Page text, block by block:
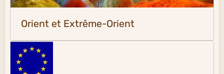
Orient et Extrême-Orient